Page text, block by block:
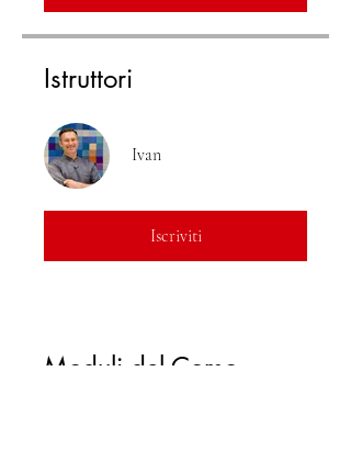
Istruttori
Ivan
Iscriviti
Moduli del Corso